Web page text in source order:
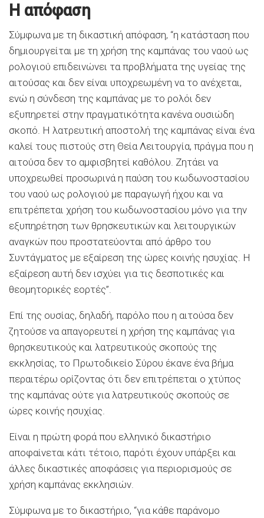
Η απόφαση
Σύμφωνα με τη δικαστική απόφαση, “η κατάσταση που
δημιουργείται με τη χρήση της καμπάνας του ναού ως
ρολογιού επιδεινώνει τα προβλήματα της υγείας της
αιτούσας και δεν είναι υποχρεωμένη να το ανέχεται,
ενώ η σύνδεση της καμπάνας με το ρολόι δεν
εξυπηρετεί στην πραγματικότητα κανένα ουσιώδη
σκοπό. Η λατρευτική αποστολή της καμπάνας είναι ένα
καλεί τους πιστούς στη Θεία Λειτουργία, πράγμα που η
αιτούσα δεν το αμφισβητεί καθόλου. Ζητάει να
υποχρεωθεί προσωρινά η παύση του κωδωνοστασίου
του ναού ως ρολογιού με παραγωγή ήχου και να
επιτρέπεται χρήση του κωδωνοστασίου μόνο για την
εξυπηρέτηση των θρησκευτικών και λειτουργικών
αναγκών που προστατεύονται από άρθρο του
Συντάγματος με εξαίρεση της ώρες κοινής ησυχίας. Η
εξαίρεση αυτή δεν ισχύει για τις δεσποτικές και
θεομητορικές εορτές”.
Επί της ουσίας, δηλαδή, παρόλο που η αιτούσα δεν
ζητούσε να απαγορευτεί η χρήση της καμπάνας για
θρησκευτικούς και λατρευτικούς σκοπούς της
εκκλησίας, το Πρωτοδικείο Σύρου έκανε ένα βήμα
περαιτέρω ορίζοντας ότι δεν επιτρέπεται ο χτύπος
της καμπάνας ούτε για λατρευτικούς σκοπούς σε
ώρες κοινής ησυχίας.
Είναι η πρώτη φορά που ελληνικό δικαστήριο
αποφαίνεται κάτι τέτοιο, παρότι έχουν υπάρξει και
άλλες δικαστικές αποφάσεις για περιορισμούς σε
χρήση καμπάνας εκκλησιών.
Σύμφωνα με το δικαστήριο, “για κάθε παράνομο